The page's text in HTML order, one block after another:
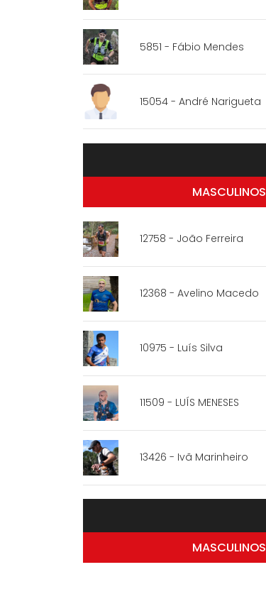
5851 - Fábio Mendes
15054 - André Narigueta
MASCULINOS
12758 - João Ferreira
12368 - Avelino Macedo
10975 - Luís Silva
11509 - LUÍS MENESES
13426 - Ivã Marinheiro
MASCULINOS